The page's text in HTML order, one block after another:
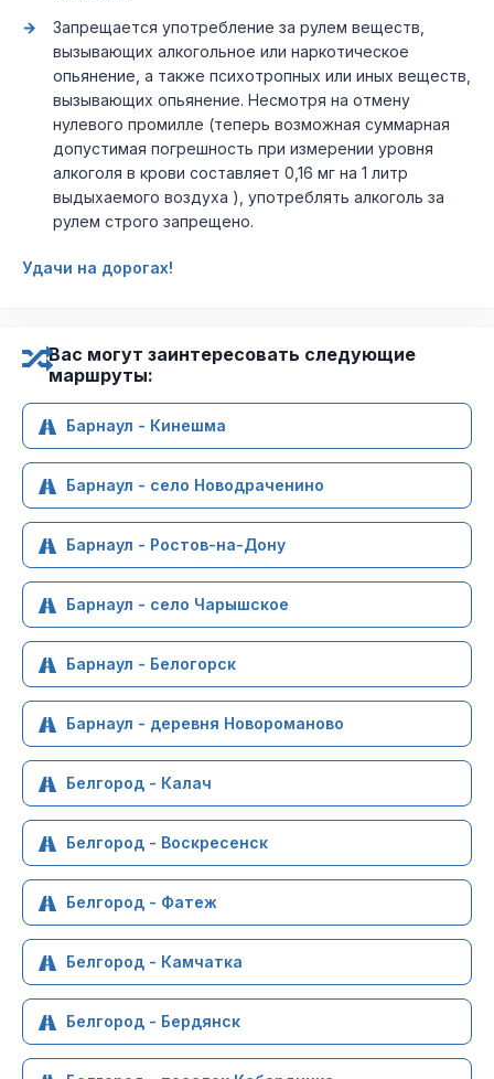
Запрещается употребление за рулем веществ,
вызывающих алкогольное или наркотическое
опьянение, а также психотропных или иных веществ,
вызывающих опьянение. Несмотря на отмену
нулевого промилле (теперь возможная суммарная
допустимая погрешность при измерении уровня
алкоголя в крови составляет 0,16 мг на 1 литр
выдыхаемого воздуха ), употреблять алкоголь за
рулем строго запрещено.
Удачи на дорогах!
Вас могут заинтересовать следующие
маршруты:
Барнаул - Кинешма
Барнаул - село Новодраченино
Барнаул - Ростов-на-Дону
Барнаул - село Чарышское
Барнаул - Белогорск
Барнаул - деревня Новороманово
Белгород - Калач
Белгород - Воскресенск
Белгород - Фатеж
Белгород - Камчатка
Белгород - Бердянск